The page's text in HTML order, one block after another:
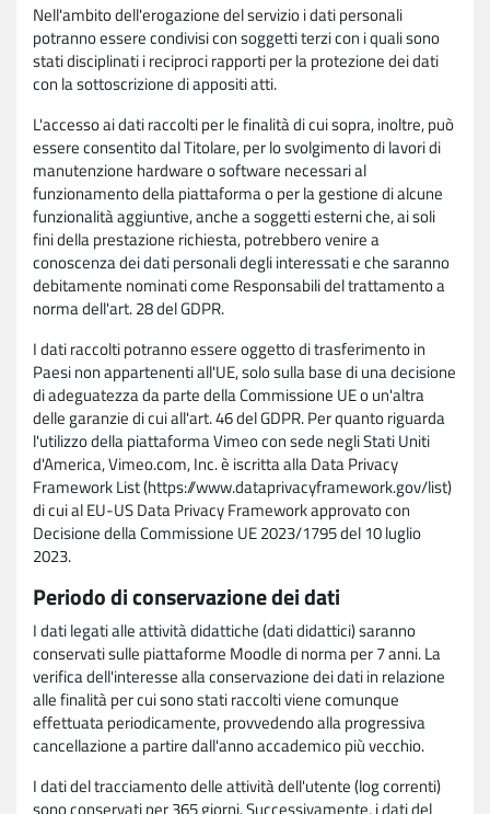
Nell'ambito dell'erogazione del servizio i dati personali
potranno essere condivisi con soggetti terzi con i quali sono
stati disciplinati i reciproci rapporti per la protezione dei dati
con la sottoscrizione di appositi atti.
L'accesso ai dati raccolti per le finalità di cui sopra, inoltre, può
essere consentito dal Titolare, per lo svolgimento di lavori di
manutenzione hardware o software necessari al
funzionamento della piattaforma o per la gestione di alcune
funzionalità aggiuntive, anche a soggetti esterni che, ai soli
fini della prestazione richiesta, potrebbero venire a
conoscenza dei dati personali degli interessati e che saranno
debitamente nominati come Responsabili del trattamento a
norma dell'art. 28 del GDPR.
I dati raccolti potranno essere oggetto di trasferimento in
Paesi non appartenenti all'UE, solo sulla base di una decisione
di adeguatezza da parte della Commissione UE o un'altra
delle garanzie di cui all'art. 46 del GDPR. Per quanto riguarda
l'utilizzo della piattaforma Vimeo con sede negli Stati Uniti
d'America, Vimeo.com, Inc. è iscritta alla Data Privacy
Framework List (https://www.dataprivacyframework.gov/list)
di cui al EU-US Data Privacy Framework approvato con
Decisione della Commissione UE 2023/1795 del 10 luglio
2023.
Periodo di conservazione dei dati
I dati legati alle attività didattiche (dati didattici) saranno
conservati sulle piattaforme Moodle di norma per 7 anni. La
verifica dell'interesse alla conservazione dei dati in relazione
alle finalità per cui sono stati raccolti viene comunque
effettuata periodicamente, provvedendo alla progressiva
cancellazione a partire dall'anno accademico più vecchio.
I dati del tracciamento delle attività dell'utente (log correnti)
sono conservati per 365 giorni. Successivamente, i dati del